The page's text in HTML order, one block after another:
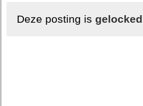
Deze posting is gelocked